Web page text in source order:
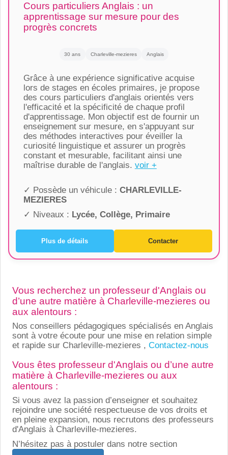
Cours particuliers Anglais : un
apprentissage sur mesure pour des
progrès concrets
30 ans Charleville-mezieres Anglais
Grâce à une expérience significative acquise
lors de stages en écoles primaires, je propose
des cours particuliers d'anglais orientés vers
l'efficacité et la spécificité de chaque profil
d'apprentissage. Mon objectif est de fournir un
enseignement sur mesure, en s'appuyant sur
des méthodes interactives pour éveiller la
curiosité linguistique et assurer un progrès
constant et mesurable, facilitant ainsi une
maîtrise durable de l'anglais. voir +
✓ Possède un véhicule : CHARLEVILLE-
MEZIERES
✓ Niveaux : Lycée, Collège, Primaire
Plus de détails Contacter
Vous recherchez un professeur d'Anglais ou
d’une autre matière à Charleville-mezieres ou
aux alentours :
Nos conseillers pédagogiques spécialisés en Anglais
sont à votre écoute pour une mise en relation simple
et rapide sur Charleville-mezieres , Contactez-nous
Vous êtes professeur d'Anglais ou d’une autre
matière à Charleville-mezieres ou aux
alentours :
Si vous avez la passion d’enseigner et souhaitez
rejoindre une société respectueuse de vos droits et
en pleine expansion, nous recrutons des professeurs
d'Anglais à Charleville-mezieres.
N’hésitez pas à postuler dans notre section